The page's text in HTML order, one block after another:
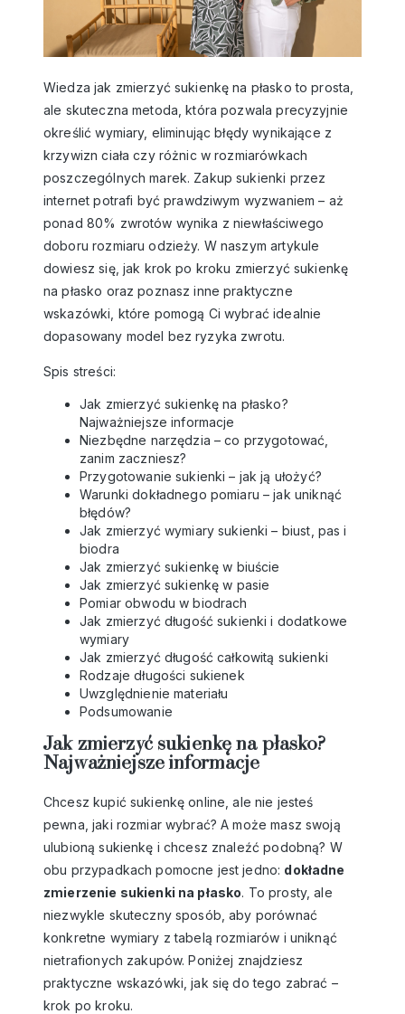
Wiedza jak zmierzyć sukienkę na płasko to prosta,
ale skuteczna metoda, która pozwala precyzyjnie
określić wymiary, eliminując błędy wynikające z
krzywizn ciała czy różnic w rozmiarówkach
poszczególnych marek. Zakup sukienki przez
internet potrafi być prawdziwym wyzwaniem – aż
ponad 80% zwrotów wynika z niewłaściwego
doboru rozmiaru odzieży. W naszym artykule
dowiesz się, jak krok po kroku zmierzyć sukienkę
na płasko oraz poznasz inne praktyczne
wskazówki, które pomogą Ci wybrać idealnie
dopasowany model bez ryzyka zwrotu.
Spis streści:
Jak zmierzyć sukienkę na płasko?
Najważniejsze informacje
Niezbędne narzędzia – co przygotować,
zanim zaczniesz?
Przygotowanie sukienki – jak ją ułożyć?
Warunki dokładnego pomiaru – jak uniknąć
błędów?
Jak zmierzyć wymiary sukienki – biust, pas i
biodra
Jak zmierzyć sukienkę w biuście
Jak zmierzyć sukienkę w pasie
Pomiar obwodu w biodrach
Jak zmierzyć długość sukienki i dodatkowe
wymiary
Jak zmierzyć długość całkowitą sukienki
Rodzaje długości sukienek
Uwzględnienie materiału
Podsumowanie
Jak zmierzyć sukienkę na płasko?
Najważniejsze informacje
Chcesz kupić sukienkę online, ale nie jesteś
pewna, jaki rozmiar wybrać? A może masz swoją
ulubioną sukienkę i chcesz znaleźć podobną? W
obu przypadkach pomocne jest jedno: dokładne
zmierzenie sukienki na płasko. To prosty, ale
niezwykle skuteczny sposób, aby porównać
konkretne wymiary z tabelą rozmiarów i uniknąć
nietrafionych zakupów. Poniżej znajdziesz
praktyczne wskazówki, jak się do tego zabrać –
krok po kroku.